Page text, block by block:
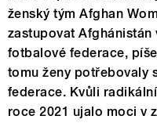
ženský tým Afghan
zastupovat
fotbalové federace,
tomu ženy potřebovaly
federace. Kvůli
roce 2021 ujalo moci v